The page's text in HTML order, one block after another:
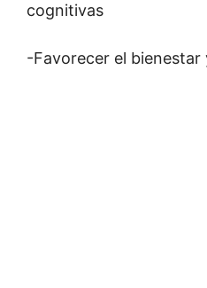
cognitivas
-Favorecer el